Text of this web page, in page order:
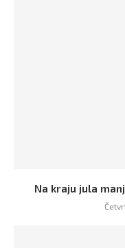
Na kraju jula